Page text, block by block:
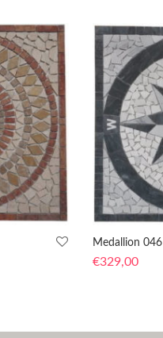
Medallion 046
€329,00